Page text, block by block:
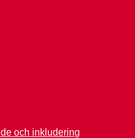
och inkludering